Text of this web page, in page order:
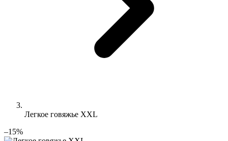
Легкое говяжье XXL
–15%